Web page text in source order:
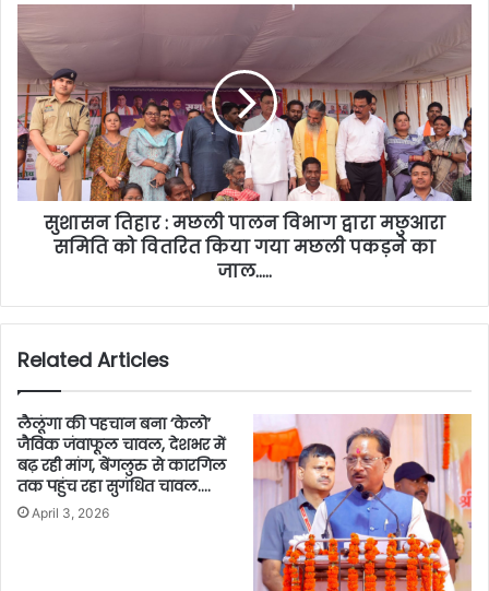
सुशासन तिहार : मछली पालन विभाग द्वारा मछुआरा
समिति को वितरित किया गया मछली पकड़ने का
जाल…..
Related Articles
लैलूंगा की पहचान बना ‘केलो’
जैविक जंवाफूल चावल, देशभर में
बढ़ रही मांग, बेंगलुरु से कारगिल
तक पहुंच रहा सुगंधित चावल….
April 3, 2026